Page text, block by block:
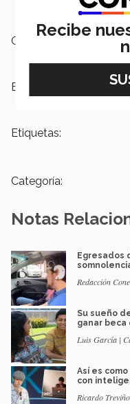
Campus:
Escuelas:
Etiquetas:
Categoría:
Notas
Egresados
Redacción
Su sueño
ganar beca
Luis García |
Así es
con
Ricardo
Recibe